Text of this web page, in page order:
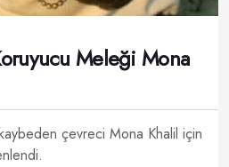
Meleği Mona
kaybeden çevreci Mona Khalil için